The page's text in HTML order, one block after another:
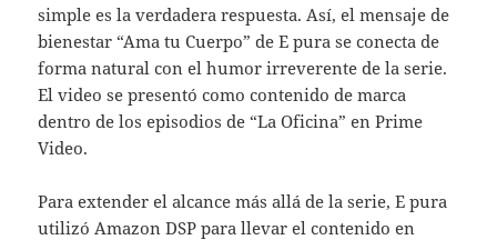
simple es la verdadera respuesta. Así, el mensaje de
bienestar “Ama tu Cuerpo” de E pura se conecta de
forma natural con el humor irreverente de la serie.
El video se presentó como contenido de marca
dentro de los episodios de “La Oficina” en Prime
Video.
Para extender el alcance más allá de la serie, E pura
utilizó Amazon DSP para llevar el contenido en